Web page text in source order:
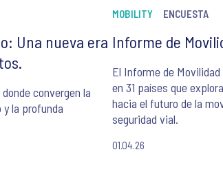
Una nueva era
convergen la
la profunda
MOBILITY ENCUESTA
Informe de
El Informe de
en 31 países que
hacia el futuro de la
seguridad vial.
01.04.26